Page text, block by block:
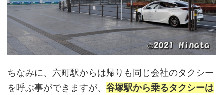
ちなみに、六町駅からは帰りも同じ会社のタクシー
を呼ぶ事ができますが、 谷塚駅から乗るタクシーは